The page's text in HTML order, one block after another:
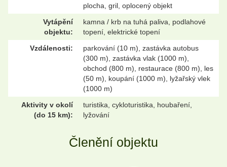
plocha, gril, oplocený objekt
Vytápění
objektu:
kamna / krb na tuhá paliva, podlahové
topení, elektrické topení
Vzdálenosti:
parkování (10 m), zastávka autobus
(300 m), zastávka vlak (1000 m),
obchod (800 m), restaurace (800 m), les
(50 m), koupání (1000 m), lyžařský vlek
(1000 m)
Aktivity v okolí
(do 15 km):
turistika, cykloturistika, houbaření,
lyžování
Členění objektu